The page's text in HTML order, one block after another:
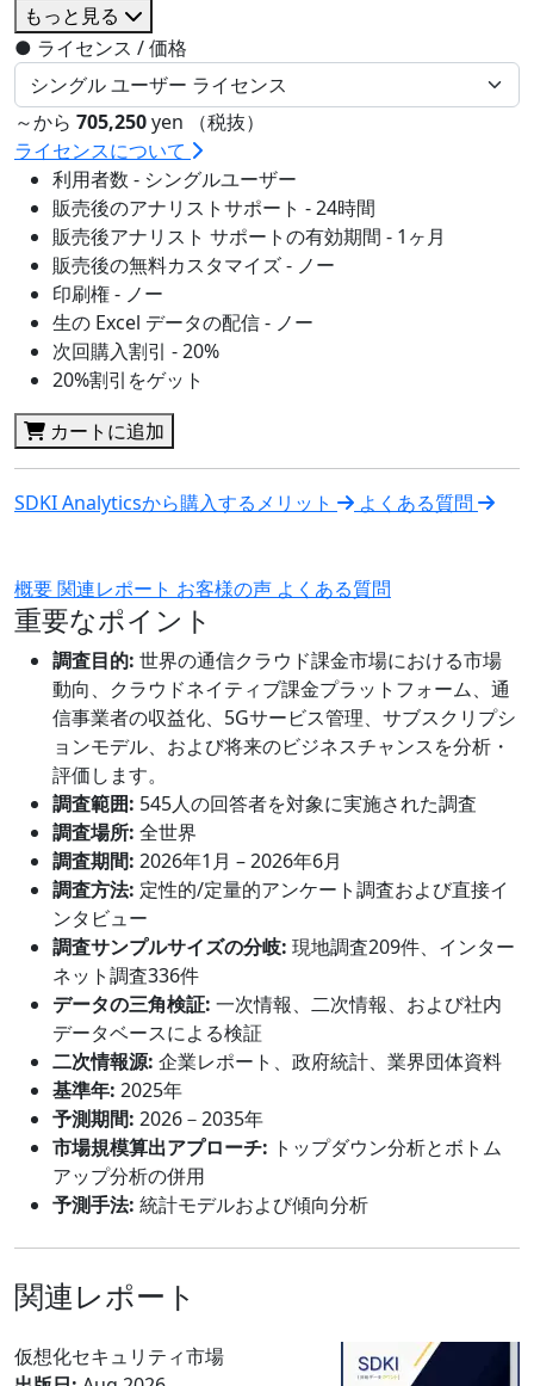
もっと見る
● ライセンス / 価格
～から 705,250yen （税抜）
ライセンスについて
利用者数 - シングルユーザー
販売後のアナリストサポート - 24時間
販売後アナリスト サポートの有効期間 - 1ヶ月
販売後の無料カスタマイズ - ノー
印刷権 - ノー
生の Excel データの配信 - ノー
次回購入割引 - 20%
20%割引をゲット
カートに追加
SDKI Analyticsから購入するメリット よくある質問
概要関連レポート お客様の声 よくある質問
重要なポイント
調査目的: 世界の通信クラウド課金市場における市場
動向、クラウドネイティブ課金プラットフォーム、通
信事業者の収益化、5Gサービス管理、サブスクリプシ
ョンモデル、および将来のビジネスチャンスを分析・
評価します。
調査範囲: 545人の回答者を対象に実施された調査
調査場所: 全世界
調査期間: 2026年1月 – 2026年6月
調査方法: 定性的/定量的アンケート調査および直接イ
ンタビュー
調査サンプルサイズの分岐: 現地調査209件、インター
ネット調査336件
データの三角検証: 一次情報、二次情報、および社内
データベースによる検証
二次情報源: 企業レポート、政府統計、業界団体資料
基準年: 2025年
予測期間: 2026－2035年
市場規模算出アプローチ: トップダウン分析とボトム
アップ分析の併用
予測手法: 統計モデルおよび傾向分析
関連レポート
仮想化セキュリティ市場